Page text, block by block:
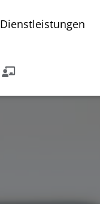
Dienstleistungen